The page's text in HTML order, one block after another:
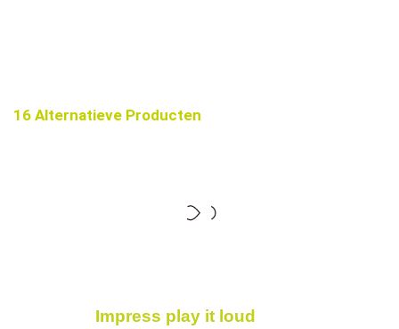
16 Alternatieve Producten
Impress play it loud